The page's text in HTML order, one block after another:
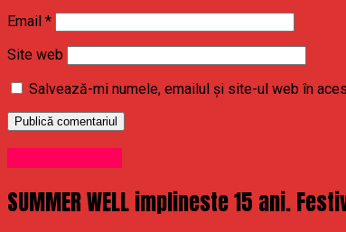
Email *
Site web
Salvează-mi numele, emailul și site-ul web în
SUMMER WELL implineste 15 ani.